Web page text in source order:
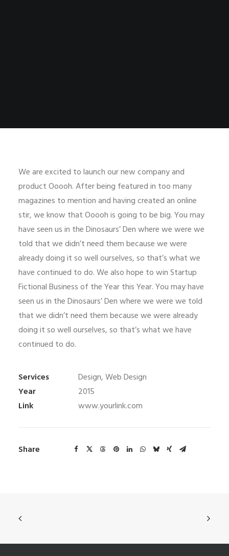
We are excited to launch our new company and
product Ooooh. After being featured in too many
magazines to mention and having created an online
stir, we know that Ooooh is going to be big. You may
have seen us in the Dinosaurs’ Den where we were we
told that we didn’t need them because we were
already doing it so well ourselves, so that’s what we
have continued to do. We also hope to win Startup
Fictional Business of the Year this Year. You may have
seen us in the Dinosaurs’ Den where we were we told
that we didn’t need them because we were already
doing it so well ourselves, so that’s what we have
continued to do.
Services
Design, Web Design
Year
2015
Link
www.yourlink.com
Share